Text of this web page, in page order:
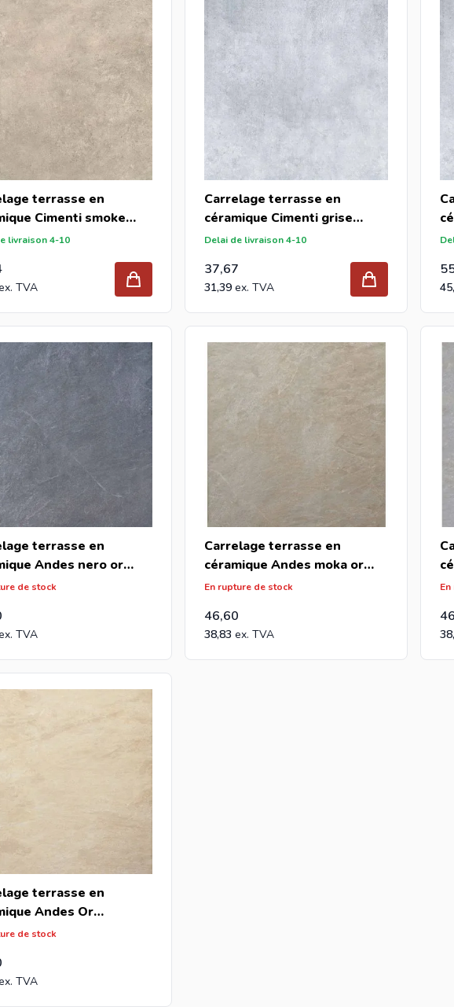
terrasse en
Cimenti smoke
(m2)
livraison 4-10
Carrelage terrasse en
céramique Cimenti grise
60x60x2cm (m2)
Delai de livraison 4-10
37,67
31,39
terrasse en
Andes nero or
(m2)
de stock
Carrelage terrasse en
céramique Andes moka or
60x60x2cm (m2)
En rupture de stock
46,60
38,83
terrasse en
Andes Or
(m2)
de stock